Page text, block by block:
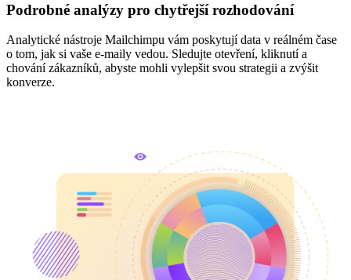
Podrobné analýzy pro chytřejší rozhodování
Analytické nástroje Mailchimpu vám poskytují data v reálném čase
o tom, jak si vaše e-maily vedou. Sledujte otevření, kliknutí a
chování zákazníků, abyste mohli vylepšit svou strategii a zvýšit
konverze.